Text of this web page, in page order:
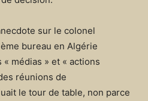
sur le colonel
bureau en Algérie
médias » et « actions
réunions de
le tour de table, non parce